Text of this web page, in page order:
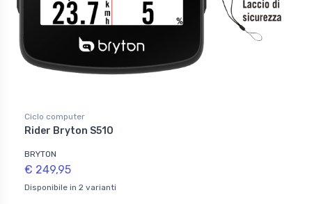
Ciclo computer
Rider Bryton S510
BRYTON
€ 249,95
Disponibile in 2 varianti